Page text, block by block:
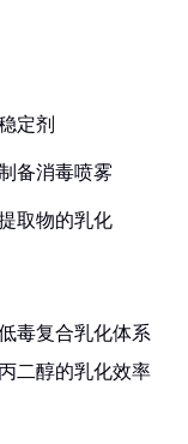
定剂
备消毒喷雾
取物的乳化
毒复合乳化体系
二醇的乳化效率